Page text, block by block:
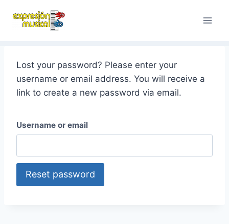
Lost your password? Please enter your
username or email address. You will receive a
link to create a new password via email.
Username or email
Reset password